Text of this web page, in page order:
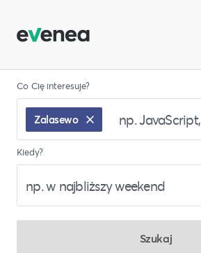
Co Cię interesuje?
Zalasewo
Kiedy?
Szukaj